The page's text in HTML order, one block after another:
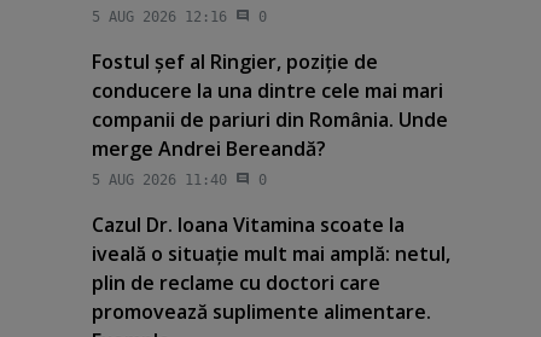
5 AUG 2026 12:16 0
Fostul şef al Ringier, poziţie de
conducere la una dintre cele mai mari
companii de pariuri din România. Unde
merge Andrei Bereandă?
5 AUG 2026 11:40 0
Cazul Dr. Ioana Vitamina scoate la
iveală o situaţie mult mai amplă: netul,
plin de reclame cu doctori care
promovează suplimente alimentare.